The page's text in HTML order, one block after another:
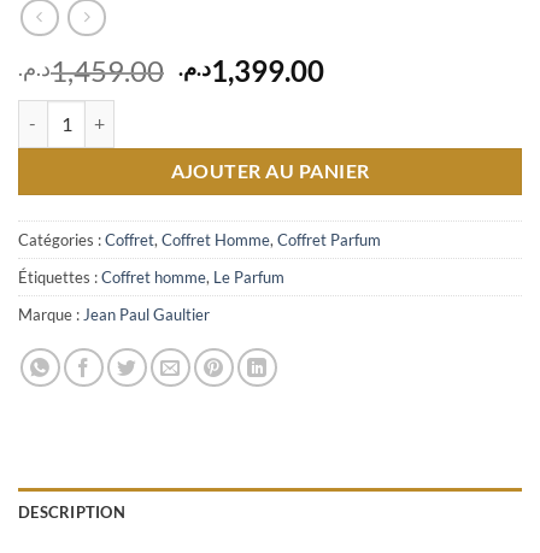
1,459.00د.م.
Le
prix
était :
1,459.00د.م..
1,399.00د.م.
Le
est :
AJOUTER AU PANIER
Catégories :Coffret, Coffret Homme, Coffret Parfum
Étiquettes :Coffret homme, Le Parfum
Marque : Jean Paul Gaultier
DESCRIPTION